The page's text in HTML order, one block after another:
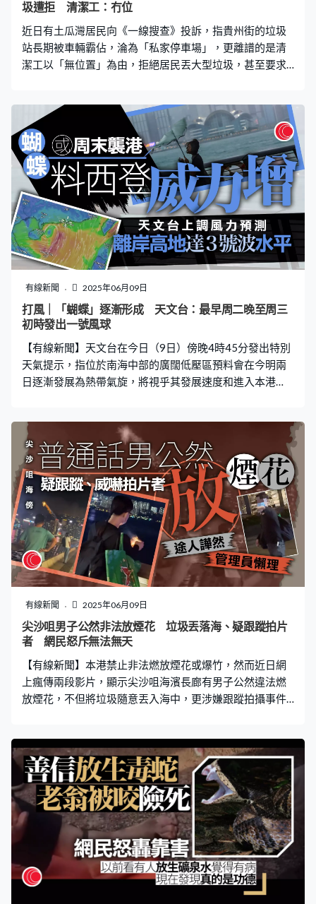
圾遭拒 清潔工：冇位
近日有土瓜灣居民向《一線搜查》投訴，指貴州街的垃圾
站長期被車輛霸佔，淪為「私家停車場」，更離譜的是清
潔工以「無位置」為由，拒絕居民丟大型垃圾，甚至要求
訴，但情況仍沒改善。 垃圾站變停車場 居民棄垃圾受阻
貴州街的垃圾站位處民居及工廈密集的地區，附近設有停
車位，使用率極高，惟有居民投訴該垃圾站長期被車輛佔
用，質疑有人公器私用。更令街坊不滿的是，當街坊想丟
垃圾時，職員竟以「沒位置」拒絕。 報料人Peter（化名）
表示，問題自2023年他搬入土瓜灣時已存在。他憶述，當
年新居入伙需丟棄舊傢俬，卻被垃圾站職員以「無位置」
為由拒絕，要求他前往土瓜灣室內運動場的垃圾站，甚或
更遠的牛棚垃圾站。惟眼見有私家車停泊在垃圾站，Peter
認為不合理，遂與對方理論。而在數月後，Peter要棄置沙
發，事件再次重演。Peter直言：「有冇搞錯，垃圾站唔可
以丟垃圾，咁垃圾站用嚟做乜？我哋又係見到呢幾架車，
又係泊喺嗰度，你垃圾站攞嚟泊車呀？」 《一線搜查》攝
泊，當中一輛貼有
有線新聞 2025年06月09日
打風｜「蝴蝶」逐漸形成 天文台：最早周二晚至周三
初時發出一號風球
【有線新聞】天文台在今日（9日）傍晚4時45分發出特別
天氣提示，指位於南海中部的廣闊低壓區預料會在今明兩
日逐漸發展為熱帶氣旋，將視乎其發展速度和進入本港
該熱帶氣旋在本周中後期大致移向廣東西部沿岸至海南島
一帶，天文台會視乎其與本港的距離和發展速度，評估是
否需要在星期三稍後至星期四（12日）改發更高熱帶氣旋
警告信號。本港未來一兩日（10日及11日）持續酷熱，但
隨著該熱帶氣旋靠近，本周後期風勢頗大，間中有狂風驟
雨，海有湧浪。 另外，天文台亦再上調本港風力預測，根
據九天天氣預報顯示，本港周末多雲，間中有狂風驟雨，
局部地區有雷暴，當中周五（13日）吹東至東南風5級，
離岸間中6級，高地達7級，至於周六（14日）吹東南風5
級，離岸間中6級，高地達7級。根據蒲福氏風級，7級風
力屬強風程度，平均風速為52至62公里，即達3號風球風
力。 天文台昨日（8日）亦發表天氣隨筆，預告該熱帶氣
旋若形成，將名為「蝴蝶」，又指現時電腦模式普遍預測
東西部沿岸一帶。天
有線新聞 2025年06月09日
尖沙咀男子公然非法放煙花 垃圾丟落海、疑跟蹤拍片
者 網民怒斥無法無天
【有線新聞】本港禁止非法燃放煙花或爆竹，然而近日網
上瘋傳兩段影片，顯示尖沙咀海濱長廊有男子公然違法燃
放煙花，不但將垃圾隨意丟入海中，更涉嫌跟蹤拍攝事件
指在尖沙咀海濱長廊目睹有男子非法燃放煙花，「點解佢
可以係香港放煙花？仲要掉垃圾落海！之後仲要問我做乜
影佢。」根據其上傳的影片可見，一支煙花被斜插在尖沙
咀海濱長廊的圍欄，一名蓄長辮、身穿黑色長袖上衣的男
子背著鏡頭，以打火機點燃煙花，成功後迅速轉身離開。
期間男子發現有人拍攝時，多次回頭以普通話叫道：「不
要、不要、不要拍。」並揮手示意停止。在發現對方未有
停止後，男子更徑直走向拍片者威嚇道：「不要拍，可以
吧？」 長辮男非法燃放煙花 疑跟蹤拍片者 影片雖然到此